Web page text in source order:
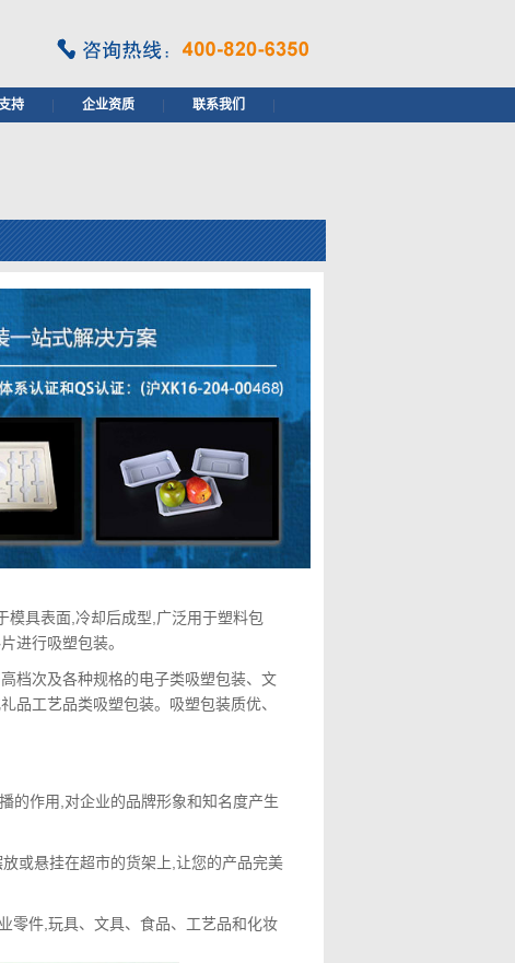
持 企业资质 联系我们
模具表面,冷却后成型,广泛用于塑料包
进行吸塑包装。
档次及各种规格的电子类吸塑包装、文
品工艺品类吸塑包装。吸塑包装质优、
的作用,对企业的品牌形象和知名度产生
或悬挂在超市的货架上,让您的产品完美
零件,玩具、文具、食品、工艺品和化妆